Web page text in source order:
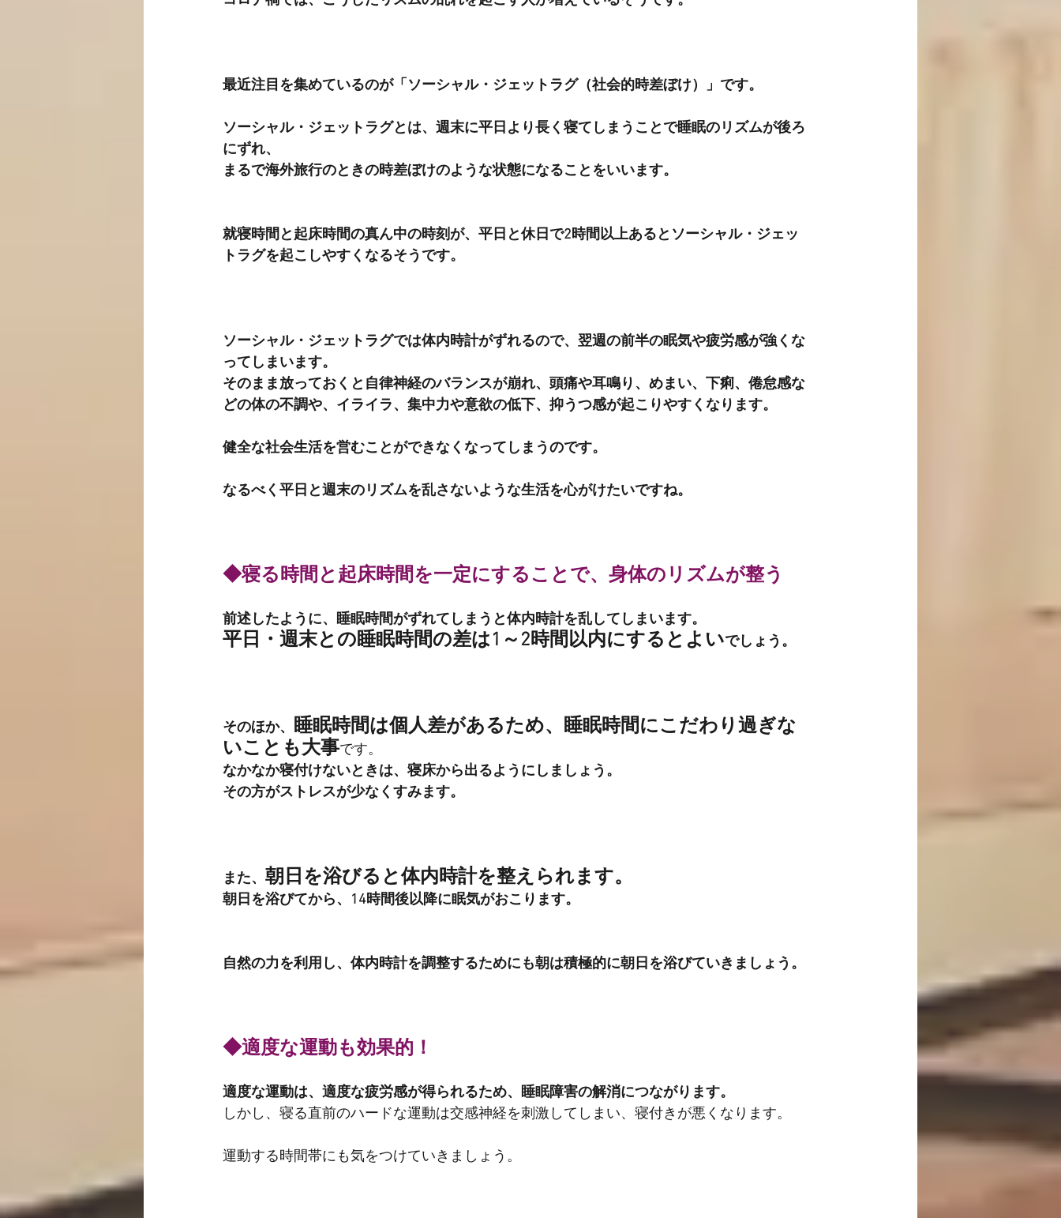
最近注目を集めているのが「ソーシャル・ジェットラグ（社会的時差ぼけ）」です。
ソーシャル・ジェットラグとは、週末に平日より長く寝てしまうことで睡眠のリズムが後ろ
にずれ、
まるで海外旅行のときの時差ぼけのような状態になることをいいます。
就寝時間と起床時間の真ん中の時刻が、平日と休日で2時間以上あるとソーシャル・ジェッ
トラグを起こしやすくなるそうです。
ソーシャル・ジェットラグでは体内時計がずれるので、翌週の前半の眠気や疲労感が強くな
ってしまいます。
そのまま放っておくと自律神経のバランスが崩れ、頭痛や耳鳴り、めまい、下痢、倦怠感な
どの体の不調や、イライラ、集中力や意欲の低下、抑うつ感が起こりやすくなります。
健全な社会生活を営むことができなくなってしまうのです。
なるべく平日と週末のリズムを乱さないような生活を心がけたいですね。
◆寝る時間と起床時間を一定にすることで、身体のリズムが整う
前述したように、睡眠時間がずれてしまうと体内時計を乱してしまいます。
平日・週末との睡眠時間の差は1～2時間以内にするとよいでしょう。
そのほか、 睡眠時間は個人差があるため、睡眠時間にこだわり過ぎな
いことも大事です。
なかなか寝付けないときは、寝床から出るようにしましょう。
その方がストレスが少なくすみます。
また、 朝日を浴びると体内時計を整えられます。
朝日を浴びてから、14時間後以降に眠気がおこります。
自然の力を利用し、体内時計を調整するためにも朝は積極的に朝日を浴びていきましょう。
◆適度な運動も効果的！
適度な運動は、適度な疲労感が得られるため、睡眠障害の解消につながります。
しかし、寝る直前のハードな運動は交感神経を刺激してしまい、寝付きが悪くなります。
運動する時間帯にも気をつけていきましょう。